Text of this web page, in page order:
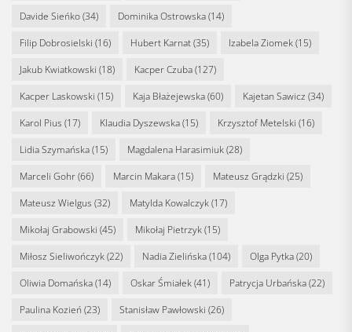
Davide Sieńko(34) Dominika Ostrowska(14)
Filip Dobrosielski (16) Hubert Karnat(35) Izabela Ziomek(15)
Jakub Kwiatkowski (18) Kacper Czuba(127)
Kacper Laskowski (15) Kaja Błażejewska(60) Kajetan Sawicz (34)
Karol Pius (17) Klaudia Dyszewska(15) Krzysztof Metelski (16)
Lidia Szymańska(15) Magdalena Harasimiuk(28)
Marceli Gohr(66) Marcin Makara(15) Mateusz Grądzki (25)
Mateusz Wielgus (32) Matylda Kowalczyk(17)
Mikołaj Grabowski (45) Mikołaj Pietrzyk(15)
Miłosz Sieliwończyk(22) Nadia Zielińska(104) Olga Pytka(20)
Oliwia Domańska(14) Oskar Śmiałek(41) Patrycja Urbańska(22)
Paulina Kozień (23) Stanisław Pawłowski (26)